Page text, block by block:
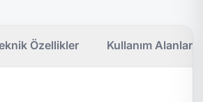
Özellikler Kullanım Alanları